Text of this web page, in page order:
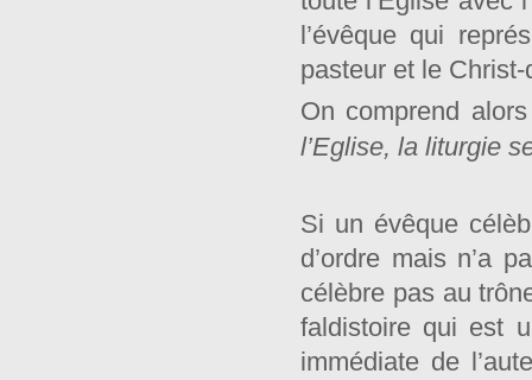
l’évêque qui
pasteur et le
On comprend
l’Eglise, la liturgie
Si un évêque
d’ordre mais n’a
célèbre pas au
faldistoire qui est
immédiate de